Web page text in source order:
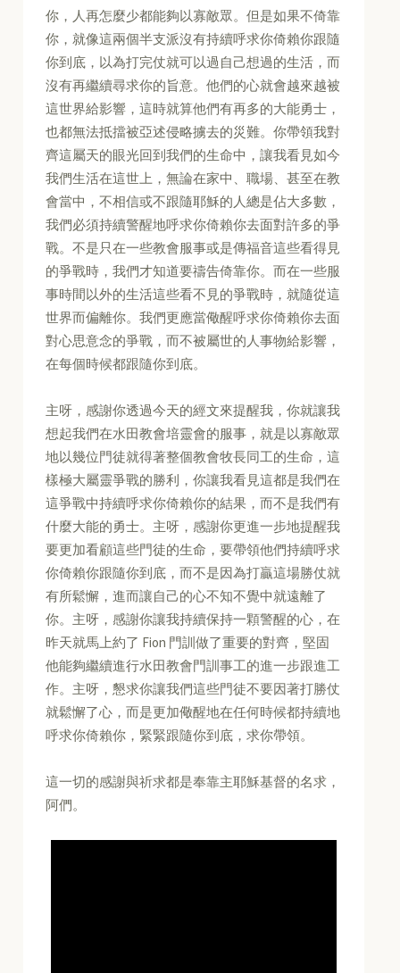
你，人再怎麼少都能夠以寡敵眾。但是如果不倚靠
你，就像這兩個半支派沒有持續呼求你倚賴你跟隨
你到底，以為打完仗就可以過自己想過的生活，而
沒有再繼續尋求你的旨意。他們的心就會越來越被
這世界給影響，這時就算他們有再多的大能勇士，
也都無法抵擋被亞述侵略擄去的災難。你帶領我對
齊這屬天的眼光回到我們的生命中，讓我看見如今
我們生活在這世上，無論在家中、職場、甚至在教
會當中，不相信或不跟隨耶穌的人總是佔大多數，
我們必須持續警醒地呼求你倚賴你去面對許多的爭
戰。不是只在一些教會服事或是傳福音這些看得見
的爭戰時，我們才知道要禱告倚靠你。而在一些服
事時間以外的生活這些看不見的爭戰時，就隨從這
世界而偏離你。我們更應當儆醒呼求你倚賴你去面
對心思意念的爭戰，而不被屬世的人事物給影響，
在每個時候都跟隨你到底。
主呀，感謝你透過今天的經文來提醒我，你就讓我
想起我們在水田教會培靈會的服事，就是以寡敵眾
地以幾位門徒就得著整個教會牧長同工的生命，這
樣極大屬靈爭戰的勝利，你讓我看見這都是我們在
這爭戰中持續呼求你倚賴你的結果，而不是我們有
什麼大能的勇士。主呀，感謝你更進一步地提醒我
要更加看顧這些門徒的生命，要帶領他們持續呼求
你倚賴你跟隨你到底，而不是因為打贏這場勝仗就
有所鬆懈，進而讓自己的心不知不覺中就遠離了
你。主呀，感謝你讓我持續保持一顆警醒的心，在
昨天就馬上約了 Fion 門訓做了重要的對齊，堅固
他能夠繼續進行水田教會門訓事工的進一步跟進工
作。主呀，懇求你讓我們這些門徒不要因著打勝仗
就鬆懈了心，而是更加儆醒地在任何時候都持續地
呼求你倚賴你，緊緊跟隨你到底，求你帶領。
這一切的感謝與祈求都是奉靠主耶穌基督的名求，
阿們。